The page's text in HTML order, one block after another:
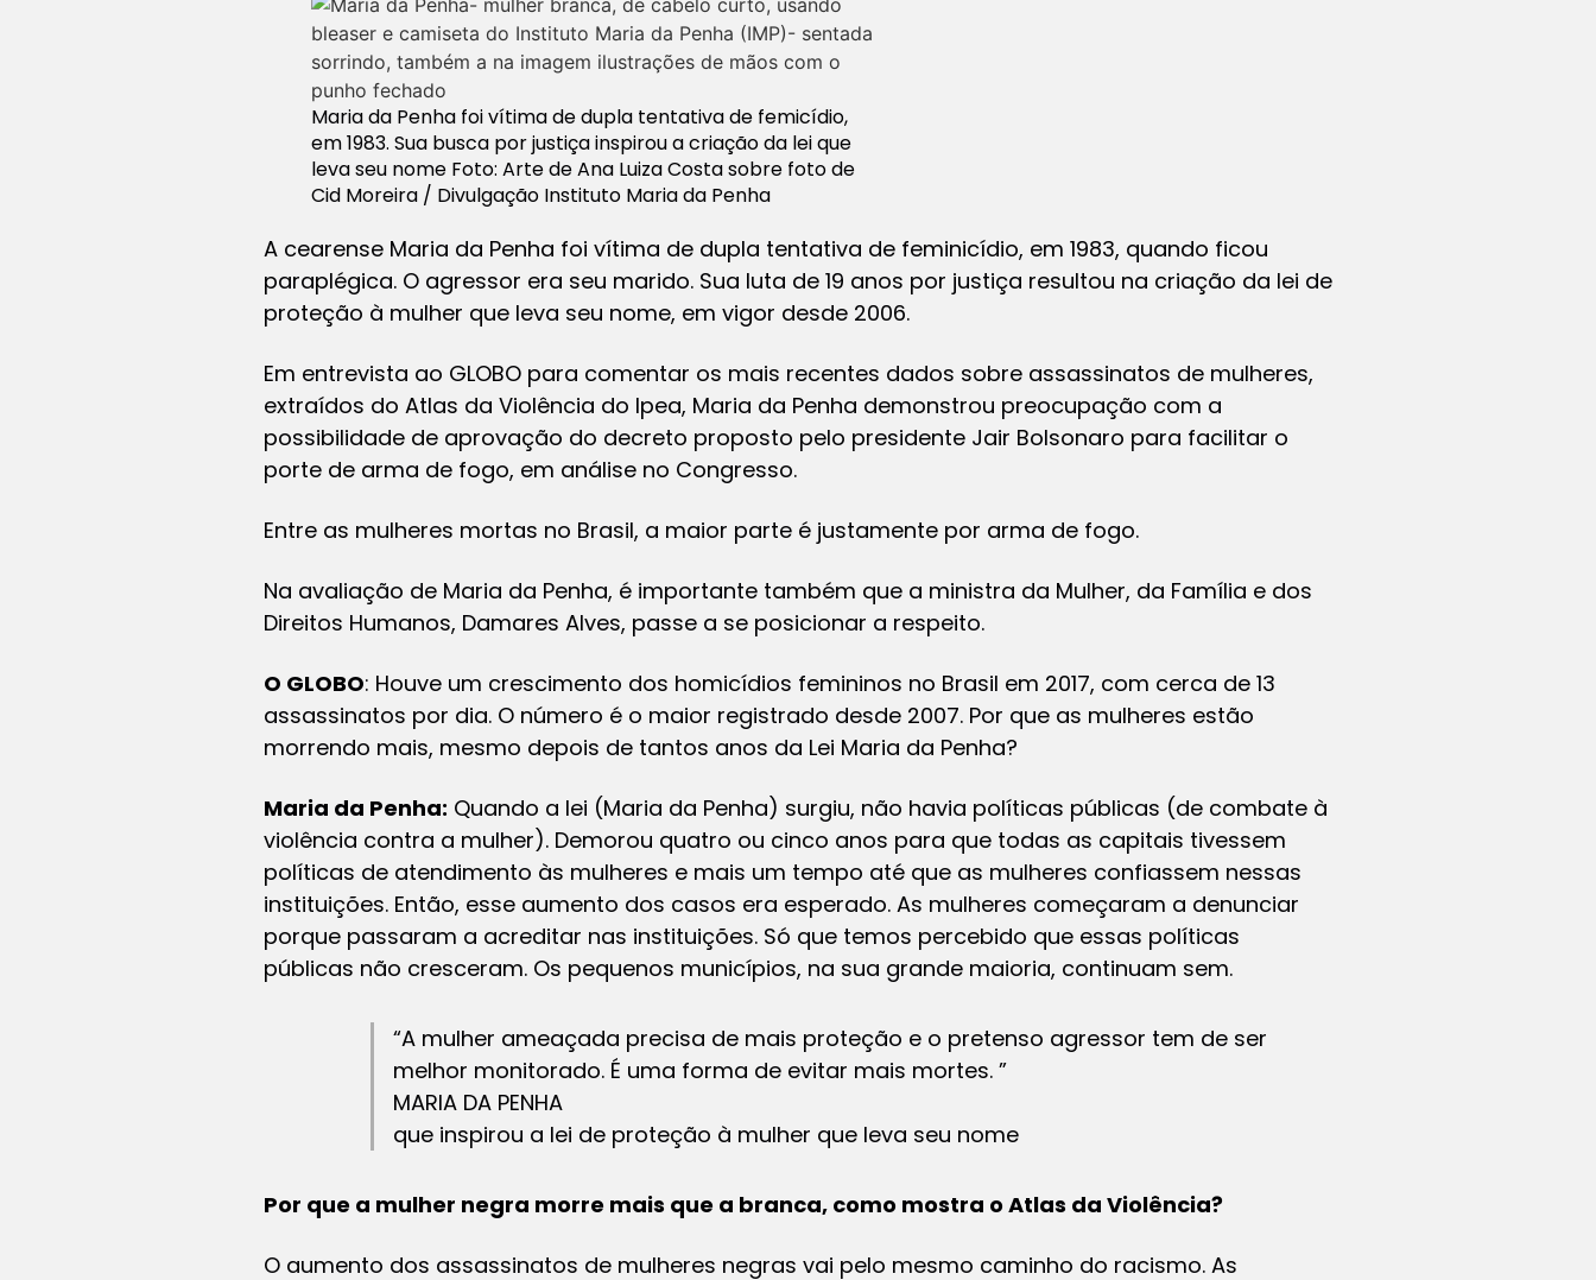
Maria da Penha foi vítima de dupla tentativa de femicídio,
em 1983. Sua busca por justiça inspirou a criação da lei que
leva seu nome Foto: Arte de Ana Luiza Costa sobre foto de
Cid Moreira / Divulgação Instituto Maria da Penha
A cearense Maria da Penha foi vítima de dupla tentativa de feminicídio, em 1983, quando ficou
paraplégica. O agressor era seu marido. Sua luta de 19 anos por justiça resultou na criação da lei de
proteção à mulher que leva seu nome, em vigor desde 2006.
Em entrevista ao GLOBO para comentar os mais recentes dados sobre assassinatos de mulheres,
extraídos do Atlas da Violência do Ipea, Maria da Penha demonstrou preocupação com a
possibilidade de aprovação do decreto proposto pelo presidente Jair Bolsonaro para facilitar o
porte de arma de fogo, em análise no Congresso.
Entre as mulheres mortas no Brasil, a maior parte é justamente por arma de fogo.
Na avaliação de Maria da Penha, é importante também que a ministra da Mulher, da Família e dos
Direitos Humanos, Damares Alves, passe a se posicionar a respeito.
O GLOBO: Houve um crescimento dos homicídios femininos no Brasil em 2017, com cerca de 13
assassinatos por dia. O número é o maior registrado desde 2007. Por que as mulheres estão
morrendo mais, mesmo depois de tantos anos da Lei Maria da Penha?
Maria da Penha: Quando a lei (Maria da Penha) surgiu, não havia políticas públicas (de combate à
violência contra a mulher). Demorou quatro ou cinco anos para que todas as capitais tivessem
políticas de atendimento às mulheres e mais um tempo até que as mulheres confiassem nessas
instituições. Então, esse aumento dos casos era esperado. As mulheres começaram a denunciar
porque passaram a acreditar nas instituições. Só que temos percebido que essas políticas
públicas não cresceram. Os pequenos municípios, na sua grande maioria, continuam sem.
“A mulher ameaçada precisa de mais proteção e o pretenso agressor tem de ser
melhor monitorado. É uma forma de evitar mais mortes. ”
MARIA DA PENHA
que inspirou a lei de proteção à mulher que leva seu nome
Por que a mulher negra morre mais que a branca, como mostra o Atlas da Violência?
O aumento dos assassinatos de mulheres negras vai pelo mesmo caminho do racismo. As